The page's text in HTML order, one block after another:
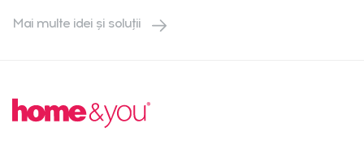
Mai multe idei și soluții